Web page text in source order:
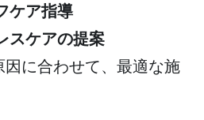
ケア指導
スケアの提案
に合わせて、最適な施